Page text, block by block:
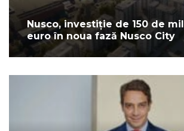
Nusco, investiție de 150 de
euro în noua fază Nusco City